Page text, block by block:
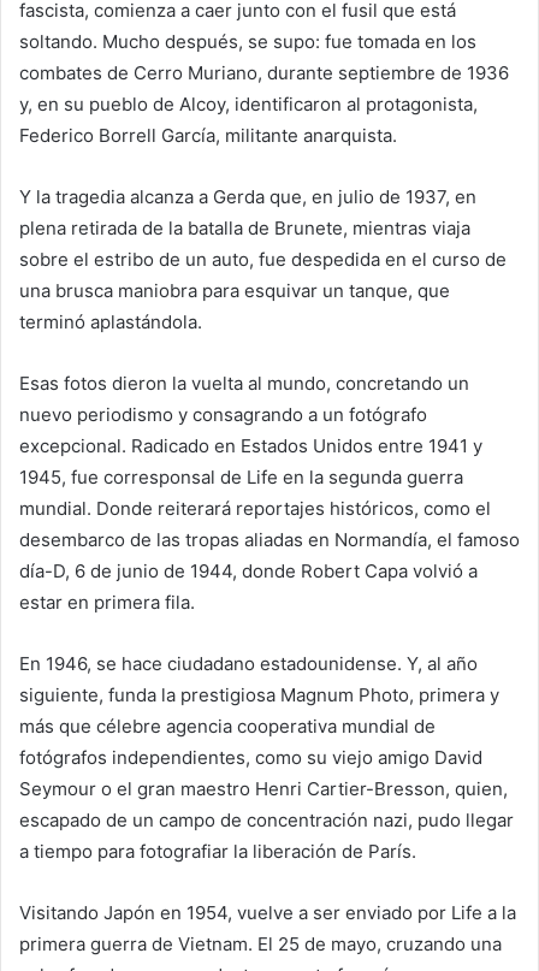
fascista, comienza a caer junto con el fusil que está
soltando. Mucho después, se supo: fue tomada en los
combates de Cerro Muriano, durante septiembre de 1936
y, en su pueblo de Alcoy, identificaron al protagonista,
Federico Borrell García, militante anarquista.
Y la tragedia alcanza a Gerda que, en julio de 1937, en
plena retirada de la batalla de Brunete, mientras viaja
sobre el estribo de un auto, fue despedida en el curso de
una brusca maniobra para esquivar un tanque, que
terminó aplastándola.
Esas fotos dieron la vuelta al mundo, concretando un
nuevo periodismo y consagrando a un fotógrafo
excepcional. Radicado en Estados Unidos entre 1941 y
1945, fue corresponsal de Life en la segunda guerra
mundial. Donde reiterará reportajes históricos, como el
desembarco de las tropas aliadas en Normandía, el famoso
día-D, 6 de junio de 1944, donde Robert Capa volvió a
estar en primera fila.
En 1946, se hace ciudadano estadounidense. Y, al año
siguiente, funda la prestigiosa Magnum Photo, primera y
más que célebre agencia cooperativa mundial de
fotógrafos independientes, como su viejo amigo David
Seymour o el gran maestro Henri Cartier-Bresson, quien,
escapado de un campo de concentración nazi, pudo llegar
a tiempo para fotografiar la liberación de París.
Visitando Japón en 1954, vuelve a ser enviado por Life a la
primera guerra de Vietnam. El 25 de mayo, cruzando una